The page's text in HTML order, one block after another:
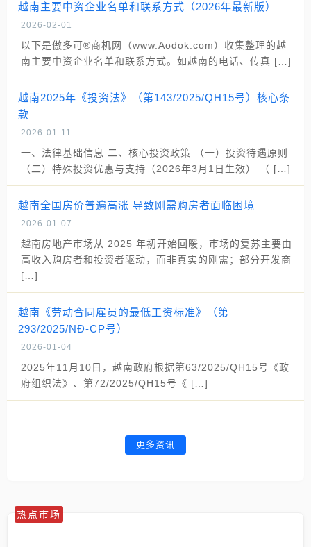
越南主要中资企业名单和联系方式（2026年最新版）
2026-02-01
以下是傲多可®商机网（www.Aodok.com）收集整理的越
南主要中资企业名单和联系方式。如越南的电话、传真 […]
越南2025年《投资法》（第143/2025/QH15号）核心条
款
2026-01-11
一、法律基础信息 二、核心投资政策 （一）投资待遇原则
（二）特殊投资优惠与支持（2026年3月1日生效） （ […]
越南全国房价普遍高涨 导致刚需购房者面临困境
2026-01-07
越南房地产市场从 2025 年初开始回暖，市场的复苏主要由
高收入购房者和投资者驱动，而非真实的刚需；部分开发商
[…]
越南《劳动合同雇员的最低工资标准》（第
293/2025/NĐ-CP号）
2026-01-04
2025年11月10日，越南政府根据第63/2025/QH15号《政
府组织法》、第72/2025/QH15号《 […]
更多资讯
热点市场